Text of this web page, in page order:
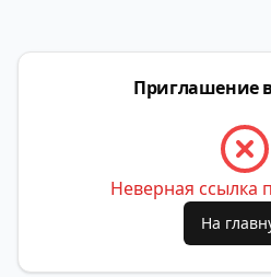
Приглашение
Неверная ссылка
На